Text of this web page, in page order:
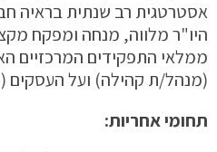
אסטרטגית רב שנתית בראיה
היו"ר מלווה, מנחה ומפקח
ממלאי התפקידים המרכזיים
(מנהל/ת קהילה) ועל העסקים
תחומי אחריות: